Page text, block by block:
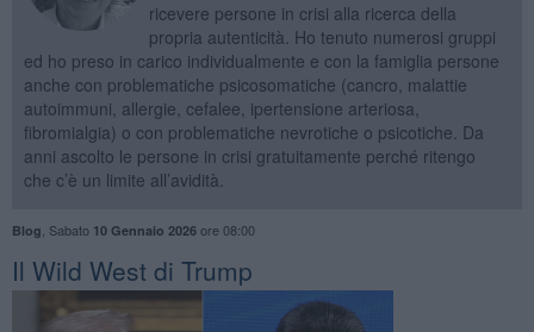
ricevere persone in crisi alla ricerca della
propria autenticità. Ho tenuto numerosi gruppi
ed ho preso in carico individualmente e con la famiglia persone
anche con problematiche psicosomatiche (cancro, malattie
autoimmuni, allergie, cefalee, ipertensione arteriosa,
fibromialgia) o con problematiche nevrotiche o psicotiche. Da
anni ascolto le persone in crisi gratuitamente perché ritengo
che c’è un limite all’avidità.
Blog Sabato 10 Gennaio 2026ore 08:00
​Il Wild West di Trump